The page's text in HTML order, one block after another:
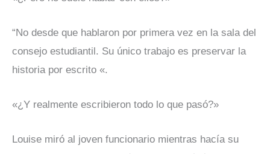
“No desde que hablaron por primera vez en la sala del
consejo estudiantil. Su único trabajo es preservar la
historia por escrito «.
«¿Y realmente escribieron todo lo que pasó?»
Louise miró al joven funcionario mientras hacía su